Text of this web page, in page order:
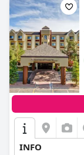
INFO